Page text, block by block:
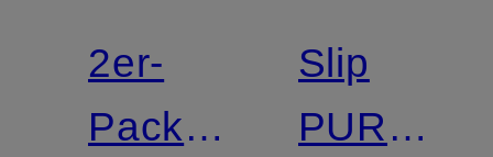
2er-
Pack
Slip
PURE